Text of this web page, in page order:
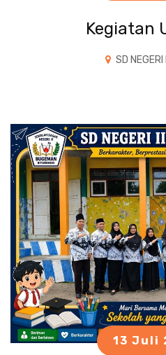
Kegiatan
SD NEGERI
13 Juli